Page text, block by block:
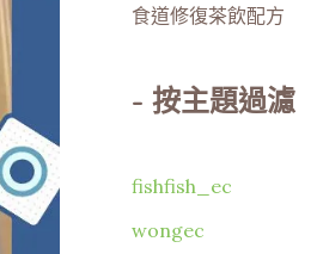
食道修復茶飲配方
- 按主題過濾
fishfish_ec
wongec